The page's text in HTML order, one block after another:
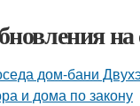
на
дом-бани
и дома по закону